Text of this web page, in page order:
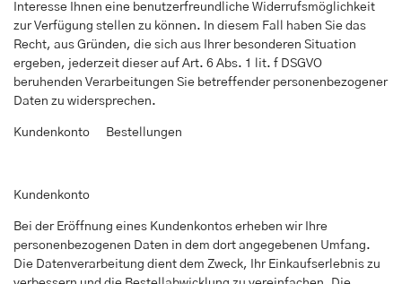
Interesse Ihnen eine benutzerfreundliche Widerrufsmöglichkeit
zur Verfügung stellen zu können. In diesem Fall haben Sie das
Recht, aus Gründen, die sich aus Ihrer besonderen Situation
ergeben, jederzeit dieser auf Art. 6 Abs. 1 lit. f DSGVO
beruhenden Verarbeitungen Sie betreffender personenbezogener
Daten zu widersprechen.
Kundenkonto Bestellungen
Kundenkonto
Bei der Eröffnung eines Kundenkontos erheben wir Ihre
personenbezogenen Daten in dem dort angegebenen Umfang.
Die Datenverarbeitung dient dem Zweck, Ihr Einkaufserlebnis zu